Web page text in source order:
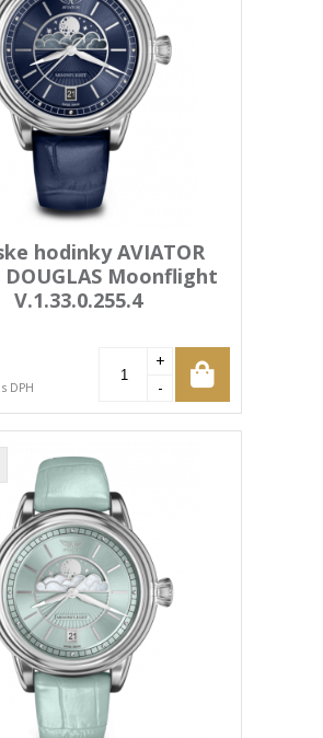
hodinky AVIATOR
Moonflight
V.1.33.0.255.4
s DPH
+
-